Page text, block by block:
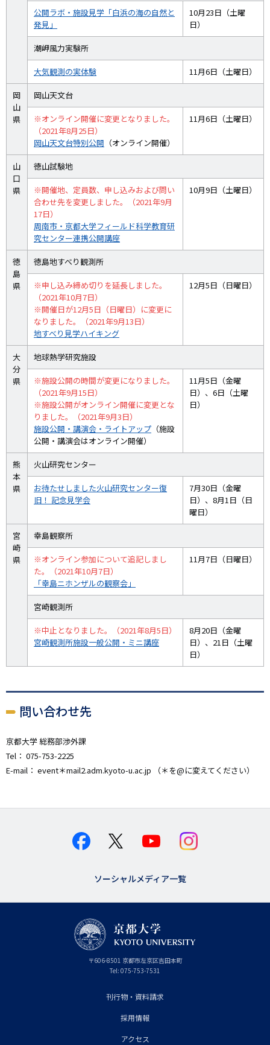
公開ラボ・施設見学「白浜の海の自然と
発見」
10月23日（土曜
日）
潮岬風力実験所
大気観測の実体験 11月6日（土曜日）
岡
山
県
岡山天文台
※オンライン開催に変更となりました。
（2021年8月25日）
岡山天文台特別公開 （オンライン開催）
11月6日（土曜日）
山
口
県
徳山試験地
※開催地、定員数、申し込みおよび問い
合わせ先を変更しました。（2021年9月
17日）
周南市・京都大学フィールド科学教育研
究センター連携公開講座
10月9日（土曜日）
徳
島
県
徳島地すべり観測所
※申し込み締め切りを延長しました。
（2021年10月7日）
※開催日が12月5日（日曜日）に変更に
なりました。（2021年9月13日）
地すべり見学ハイキング
12月5日（日曜日）
大
分
県
地球熱学研究施設
※施設公開の時間が変更になりました。
（2021年9月15日）
※施設公開がオンライン開催に変更とな
りました。（2021年9月3日）
施設公開・講演会・ライトアップ （施設
公開・講演会はオンライン開催）
11月5日（金曜
日）、6日（土曜
日）
熊
本
県
火山研究センター
お待たせしました火山研究センター復
旧！ 記念見学会
7月30日（金曜
日）、8月1日（日
曜日）
宮
崎
県
幸島観察所
※オンライン参加について追記しまし
た。（2021年10月7日）
「幸島ニホンザルの観察会」
11月7日（日曜日）
宮崎観測所
※中止となりました。（2021年8月5日）
宮崎観測所施設一般公開・ミニ講座
8月20日（金曜
日）、21日（土曜
日）
問い合わせ先
京都大学 総務部渉外課
Tel： 075-753-2225
E-mail： event＊mail2.adm.kyoto-u.ac.jp （＊を@に変えてください）
ソーシャルメディア一覧
〒606-8501 京
都
府
京都市左京区吉田本町
Tel: 075-753-7531
刊行物・資料請求
採用情報
アクセス